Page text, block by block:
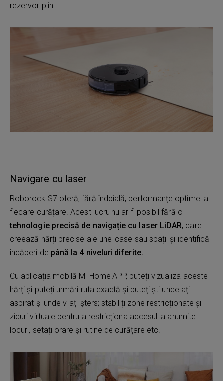
rezervor plin.
Navigare cu laser
Roborock S7 oferă, fără îndoială, performanțe optime la
fiecare curățare. Acest lucru nu ar fi posibil fără o
tehnologie precisă de navigație cu laser LiDAR, care
creează hărți precise ale unei case sau spații și identifică
încăperi de până la 4 niveluri diferite.
Cu aplicația mobilă Mi Home APP, puteți vizualiza aceste
hărți și puteți urmări ruta exactă și puteți ști unde ați
aspirat și unde v-ați șters; stabiliți zone restricționate și
ziduri virtuale pentru a restricționa accesul la anumite
locuri, setați orare și rutine de curățare etc.